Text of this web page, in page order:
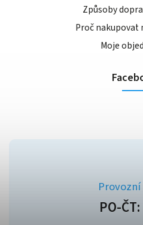
Způsoby
Proč nakupovat
Moje